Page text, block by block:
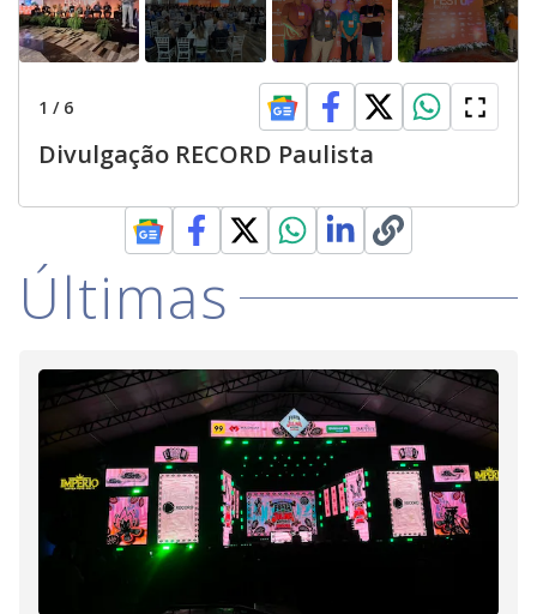
1 / 6
Divulgação RECORD Paulista
Últimas